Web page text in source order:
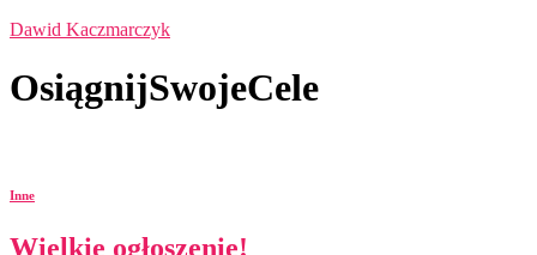
Dawid Kaczmarczyk
OsiągnijSwojeCele
Inne
Wielkie ogłoszenie!